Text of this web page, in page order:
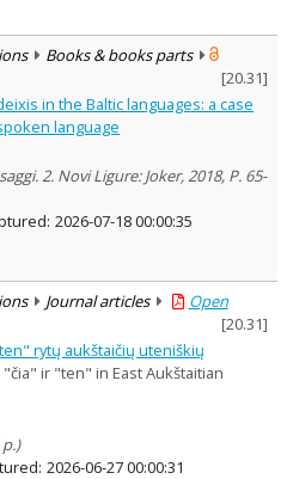
Books & books parts
[20.31]
in the Baltic languages: a case
language
2. Novi Ligure: Joker, 2018, P. 65-
2026-07-18 00:00:35
Journal articles
Open
[20.31]
rytų aukštaičių uteniškių
ir "ten" in East Aukštaitian
2026-06-27 00:00:31